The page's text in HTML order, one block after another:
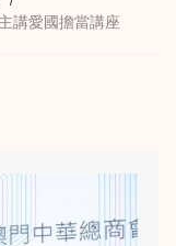
講愛國擔當講座